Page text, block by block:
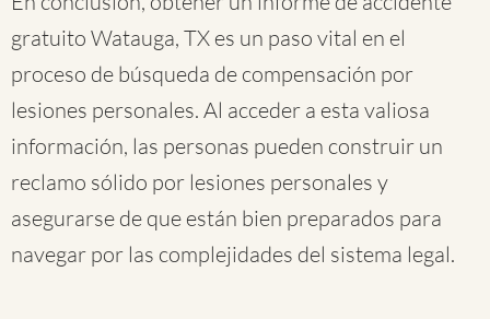
gratuito Watauga, TX es un paso vital en el
proceso de búsqueda de compensación por
lesiones personales. Al acceder a esta valiosa
información, las personas pueden construir un
reclamo sólido por lesiones personales y
asegurarse de que están bien preparados para
navegar por las complejidades del sistema legal.